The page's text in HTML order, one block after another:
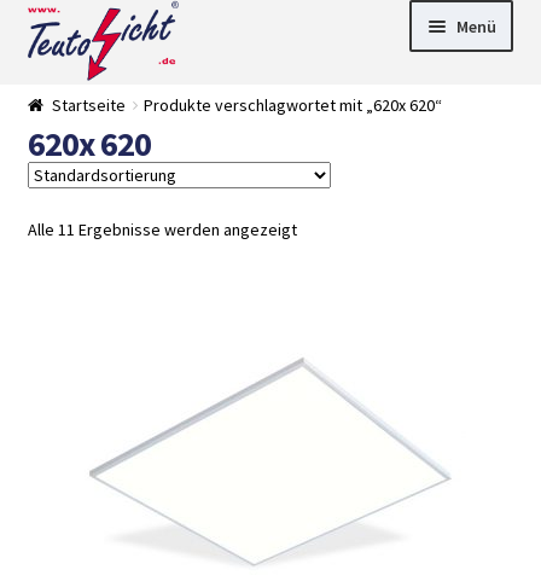
Zur
Navigation
springen
Springe
zum
Menü
►
Startseite Produkte verschlagwortet mit „620x 620“
620x 620
Alle 11 Ergebnisse werden angezeigt